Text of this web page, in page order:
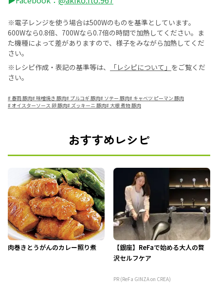
※電子レンジを使う場合は500Wのものを基準としています。
600Wなら0.8倍、700Wなら0.7倍の時間で加熱してください。ま
た機種によって差がありますので、様子をみながら加熱してくだ
さい。
※レシピ作成・表記の基準等は、
「レシピについて」 をご覧くだ
さい。
# 春雨 豚肉#味噌焼き 豚肉# プルコギ 豚肉# ソテー 豚肉# キャベツ ピーマン 豚肉
#オイスターソース 卵 豚肉# ズッキーニ 豚肉# 大根 煮物 豚肉
おすすめレシピ
肉巻きとうがんのカレー照り煮
【銀座】ReFaで始める大人の贅
沢セルフケア
PR (ReFa GINZA on CREA)